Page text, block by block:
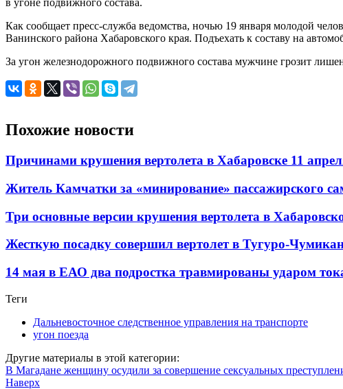
в угоне подвижного состава.
Как сообщает пресс-служба ведомства, ночью 19 января молодой
Ванинского района Хабаровского края. Подъехать к составу на
За угон железнодорожного подвижного состава мужчине грозит
Похожие новости
Причинами крушения вертолета в Хабаровске 11
Житель Камчатки за «минирование» пассажирского
Три основные версии крушения вертолета в
Жесткую посадку совершил вертолет в Тугуро-
14 мая в ЕАО два подростка травмированы ударом
Теги
Дальневосточное следственное управления на транспорте
угон поезда
Другие материалы в этой категории:
В Магадане женщину осудили за совершение сексуальных
Наверх